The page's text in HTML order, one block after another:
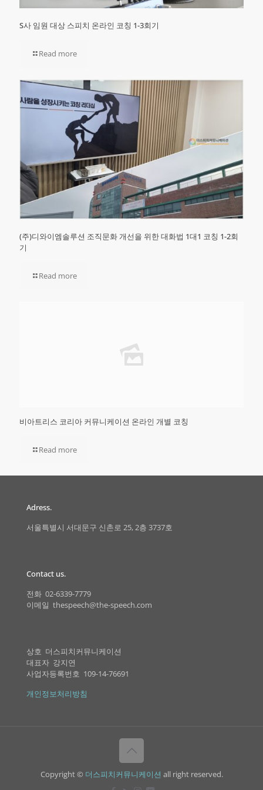
S사 임원 대상 스피치 온라인 코칭 1-3회기
Read more
(주)디와이엠솔루션 조직문화 개선을 위한 대화법 1대1 코칭 1-2회
기
Read more
비아트리스 코리아 커뮤니케이션 온라인 개별 코칭
Read more
Adress.
서울특별시 서대문구 신촌로 25, 2층 3737호
Contact us.
전화 02-6339-7779
이메일 thespeech@the-speech.com
상호 더스피치커뮤니케이션
대표자 강지연
사업자등록번호 109-14-76691
개인정보처리방침
Copyright © 더스피치커뮤니케이션 all right reserved.